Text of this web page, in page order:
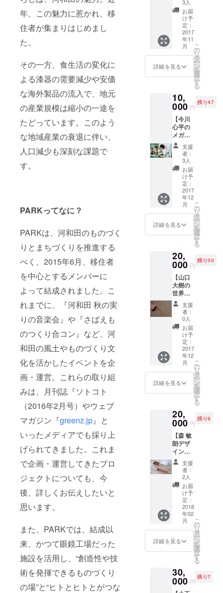
年、この魅力に惹かれ、移
住者が集まりはじめまし
た。
その一方、食生活の変化に
よる漆器の需要減少や安価
な海外製品の流入で、地元
の産業規模は縮小の一途を
たどっています。このよう
な地域産業の衰退に伴い、
人口減少も深刻な課題で
す。
PARKってなに？
PARKは、河和田のものづく
りとまちづくりを推進する
べく、2015年6月、移住者
を中心とするメンバーに
よって結成されました。こ
れまでに、『河和田 秋の実
りの音楽会』や『さばえも
のつくり合コン』など、河
和田の風土やものづくり文
化を活かしたイベントを企
画・運営。これらの取り組
みは、月刊誌『ソトコト
（2016年2月号）やウェブ
マガジン『greenz.jp』と
いったメディアでも採り上
げられてきました。これま
で企画・運営してきたプロ
ジェクトについても、今
後、詳しくお伝えしたいと
思います。
また、PARKでは、結成以
来、かつて眼鏡工場だった
施設を活用し、“創造性や技
術を発揮できるものづくり
の場”と“ヒトとヒトとがつな
※完成品
のス
プーン
は乾
燥・塗
装後発
送しま
す。
大幅に
使いや
すく
なった
鯖江駅
から河
和田地
区まで
乗れる
つつじ
バス
（コ
ミュニ
ティー
バス）
チケッ
ト&ラ
温泉
(http://w
ww.lapa
use.jp/)
入浴券1
枚付き!
肌がす
べすべ
になる
重曹泉
と 動脈
硬化防
止に効
能のあ
る芒硝
時に含
まれ
数例し
かない
珍しい
温泉で
す。
す。 ※
福井市
呉服町
のフ
ラット
キッチ
ン店主
の藤原
料理人
小玉和
沙が作
る各種
ケータ
リング
とドリ
ンクを
提供い
たしま
す。6月
中旬の
12-20時
（入退
出自
由）に
PARK
る方に
限らせ
ていた
だきま
す。
FLAT
KITCHE
N 藤
原皓彦
（フジ
ワラ・
アキヒ
コ）。
福井県
越前市
京都で
料理人
経験を
積んだ
のち、
2010年
のオー
プン以
来、福
井市呉
服町の
「Flat
Kitchen
（フ
ラッ
ト・
キッチ
で店主
をつと
旬の食
材を
使った
ご招待
（バ
ス、温
泉入浴
券付
き）】
PARK
の屋上
でおこ
なう、
から取
り寄せ
たジン
ギスカ
ンパー
ティー
にご招
待しま
す。
※9月
中旬開
催予
定。 ※4
月から
大幅に
使いや
から河
和田地
区まで
乗れる
つつじ
バス
（コ
ミュニ
ティー
バス）
の往復
チケッ
ト&ラ
ポーゼ
かわだ
温泉
(http://w
ww.lapa
枚付き!
肌がす
べすべ
になる
重曹泉
と 動脈
硬化防
止に効
能のあ
る芒硝
泉が同
時に含
まれ
る、日
本でも
かない
珍しい
3人
お届
け予
定：
2017
年11
月
詳細を見る
こ
の
リ
タ
ー
ン
を
選
択
す
る
10,
000 円
残り47
【今川
心平の
メガネ
の磨き
なお
し】
PARK
メン
バーで
眼鏡職
人の今
川心平
が眼鏡
の磨き
なおし
を致し
※プラス
ティッ
ク（ア
セテー
ト、セ
ルロイ
ド）製
品に限
りま
す。 ※
お預か
りして
から
３ヶ月
程度の
お時間
を頂き
※一部磨
ないプ
ラス
ティッ
クがあ
りま
す。
支援
者：
3人
お届
け予
定：
2017
年12
月
詳細を見る
こ
の
リ
タ
ー
ン
を
選
択
す
る
20,
000 円
残り30
【山口
大樹の
世界で
一本だ
け。あ
なたの
ために
匙作り
す。】
カレー
用、
スープ
用、子
ども用
の中か
しい匙
を一本
セミ
オー
ダーで
作りま
す。 ※
手の形
や匙の
タイプ
なを記
入する
用紙を
郵送も
しくは
メール
送信い
を頂い
てから
お届け
支援
者：
0人
お届
け予
定：
2017
年12
月
詳細を見る
こ
の
リ
タ
ー
ン
を
選
択
す
る
20,
000 円
残り8
【森 敏
朗デザ
インの
弁当
箱】
PARK
改修終
了後、
居住す
る森敏
朗くん
がデザ
インし
たお弁
当箱を
差し上
す。 ”伝
えたく
なるお
支援
者：
2人
お届
け予
定：
2018
年02
月
詳細を見る
こ
の
リ
タ
ー
ン
を
選
択
す
る
30,
000 円
残り7